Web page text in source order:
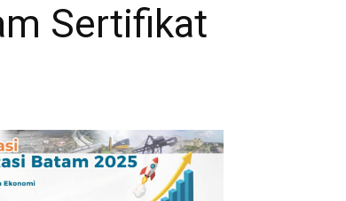
Sertifikat